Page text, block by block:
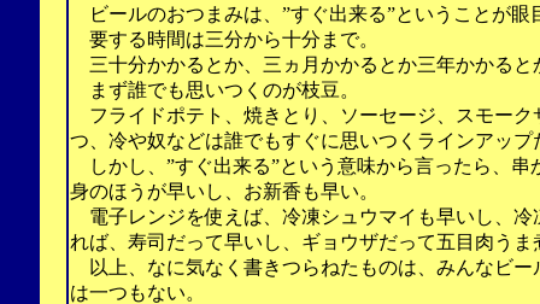
ビールのおつまみは、”すぐ出来る”ということが眼
要する時間は三分から十分まで。
三十分かかるとか、三ヵ月かかるとか三年かかると
まず誰でも思いつくのが枝豆。
フライドポテト、焼きとり、ソーセージ、スモー
つ、冷や奴などは誰でもすぐに思いつくラインアップ
しかし、”すぐ出来る”という意味から言ったら、串
身のほうが早いし、お新香も早い。
電子レンジを使えば、冷凍シュウマイも早いし、冷
れば、寿司だって早いし、ギョウザだって五目肉うま
以上、なに気なく書きつらねたものは、みんなビー
は一つもない。